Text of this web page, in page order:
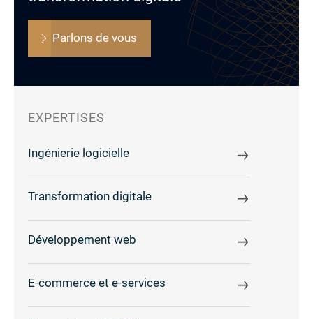
Parlons de vous
EXPERTISES
Ingénierie logicielle
Transformation digitale
Développement web
E-commerce et e-services